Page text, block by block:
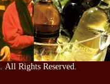
. All Rights Reserved.